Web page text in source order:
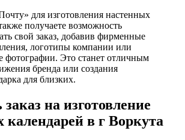
для изготовления настенных
получаете возможность
свой заказ, добавив фирменные
логотипы компании или
фотографии. Это станет отличным
бренда или создания
для близких.
на изготовление
календарей в г Воркута